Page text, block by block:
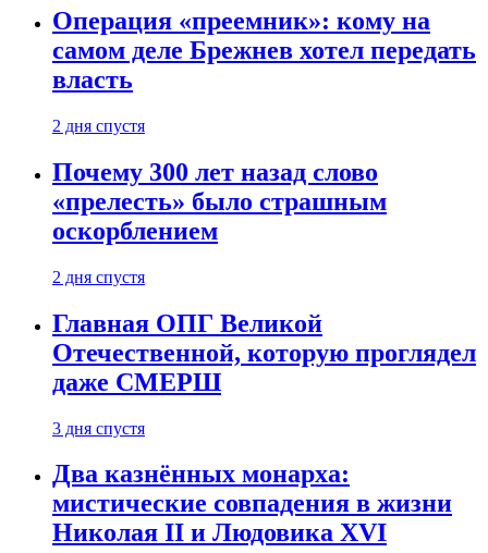
Операция «преемник»: кому на
самом деле Брежнев хотел передать
власть
2 дня спустя
Почему 300 лет назад слово
«прелесть» было страшным
оскорблением
2 дня спустя
Главная ОПГ Великой
Отечественной, которую проглядел
даже СМЕРШ
3 дня спустя
Два казнённых монарха:
мистические совпадения в жизни
Николая II и Людовика XVI